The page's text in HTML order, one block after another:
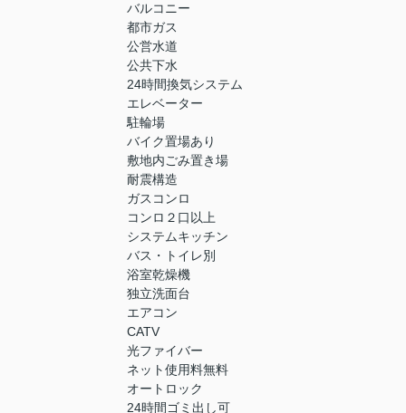
バルコニー
都市ガス
公営水道
公共下水
24時間換気システム
エレベーター
駐輪場
バイク置場あり
敷地内ごみ置き場
耐震構造
ガスコンロ
コンロ２口以上
システムキッチン
バス・トイレ別
浴室乾燥機
独立洗面台
エアコン
CATV
光ファイバー
ネット使用料無料
オートロック
24時間ゴミ出し可